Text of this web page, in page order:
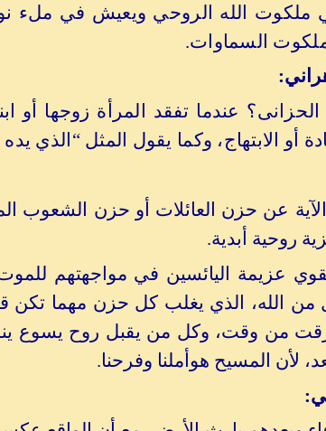
ملكوت الله الروحي ويعيش في ملء
ملكوت السماوات.
عندما تفقد المرأة زوجها أو
أو الابتهاج، وكما يقول المثل “الذي
عن حزن العائلات أو حزن الشعوب
روحية أبدية.
عزيمة اليائسين في مواجهتهم
من الله، الذي يغلب كل حزن مهما تكن
من وقت، وكل من يقبل روح يسوع
لأن المسيح هوأملنا وفرحنا.